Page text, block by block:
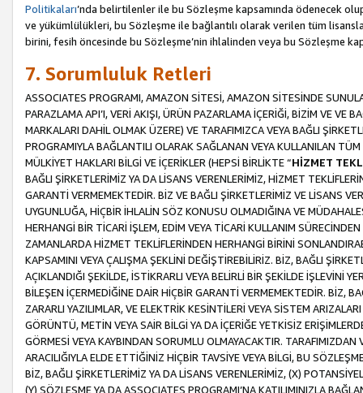
Politikaları’nda belirtilenler ile bu Sözleşme kapsamında ödenecek
ve yükümlülükleri, bu Sözleşme ile bağlantılı olarak verilen tüm
birini, fesih öncesinde bu Sözleşme’nin ihlalinden veya bu Sözleşme
7. Sorumluluk Retleri
ASSOCIATES PROGRAMI, AMAZON SİTESİ, AMAZON SİTESİNDE
PARAZLAMA API’I, VERİ AKIŞI, ÜRÜN PAZARLAMA İÇERİĞİ, BİZİM VE VE
MARKALARI DAHİL OLMAK ÜZERE) VE TARAFIMIZCA VEYA BAĞLI
PROGRAMIYLA BAĞLANTILI OLARAK SAĞLANAN VEYA KULLANILAN
MÜLKİYET HAKLARI BİLGİ VE İÇERİKLER (HEPSİ BİRLİKTE “HİZMET
BAĞLI ŞİRKETLERİMİZ YA DA LİSANS VERENLERİMİZ, HİZMET
GARANTİ VERMEMEKTEDİR. BİZ VE BAĞLI ŞİRKETLERİMİZ VE LİSANS
UYGUNLUĞA, HİÇBİR İHLALİN SÖZ KONUSU OLMADIĞINA VE
HERHANGİ BİR TİCARİ İŞLEM, EDİM VEYA TİCARİ KULLANIM
ZAMANLARDA HİZMET TEKLİFLERİNDEN HERHANGİ BİRİNİ
KAPSAMINI VEYA ÇALIŞMA ŞEKLİNİ DEĞİŞTİREBİLİRİZ. BİZ, BAĞLI
AÇIKLANDIĞI ŞEKİLDE, İSTİKRARLI VEYA BELİRLİ BİR ŞEKİLDE İŞLEVİNİ
BİLEŞEN İÇERMEDİĞİNE DAİR HİÇBİR GARANTİ VERMEMEKTEDİR. BİZ,
ZARARLI YAZILIMLAR, VE ELEKTRİK KESİNTİLERİ VEYA SİSTEM
GÖRÜNTÜ, METİN VEYA SAİR BİLGİ YA DA İÇERİĞE YETKİSİZ
GÖRMESİ VEYA KAYBINDAN SORUMLU OLMAYACAKTIR.
ARACILIĞIYLA ELDE ETTİĞİNİZ HİÇBİR TAVSİYE VEYA BİLGİ, BU
BİZ, BAĞLI ŞİRKETLERİMİZ YA DA LİSANS VERENLERİMİZ, (X)
(Y) SÖZLEŞME YA DA ASSOCIATES PROGRAMI’NA KATILIMINIZLA